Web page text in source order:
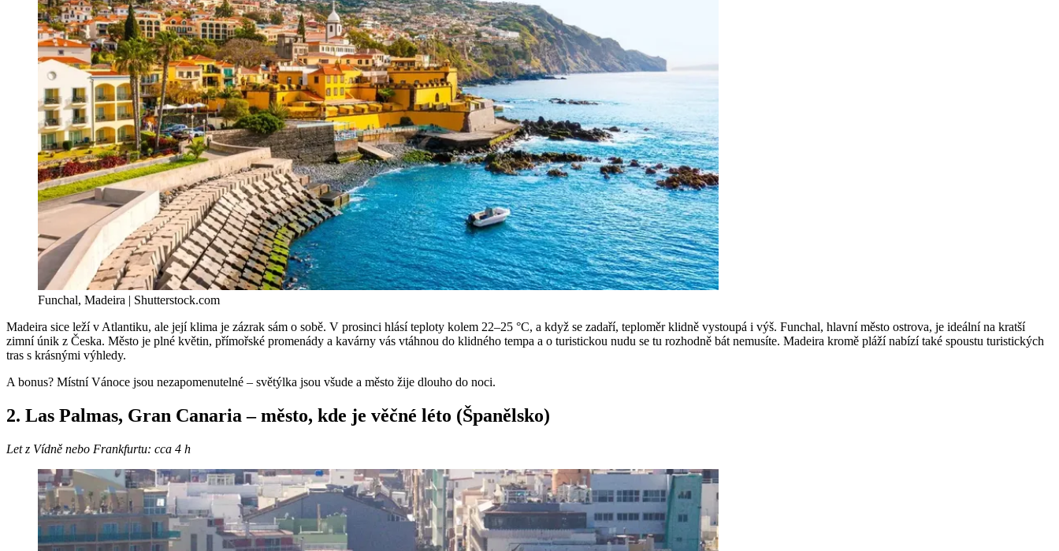
Funchal, Madeira | Shutterstock.com
Madeira sice leží v Atlantiku, ale její klima je zázrak sám o sobě. V prosinci hlásí teploty kolem 22–25 °C, a když se zadaří, teploměr klidně vystoupá i výš. Funchal, hlavní město ostrova, je ideální na kratší
zimní únik z Česka. Město je plné květin, přímořské promenády a kavárny vás vtáhnou do klidného tempa a o turistickou nudu se tu rozhodně bát nemusíte. Madeira kromě pláží nabízí také spoustu turistických
tras s krásnými výhledy.
A bonus? Místní Vánoce jsou nezapomenutelné – světýlka jsou všude a město žije dlouho do noci.
2. Las Palmas, Gran Canaria – město, kde je věčné léto (Španělsko)
Let z Vídně nebo Frankfurtu: cca 4 h